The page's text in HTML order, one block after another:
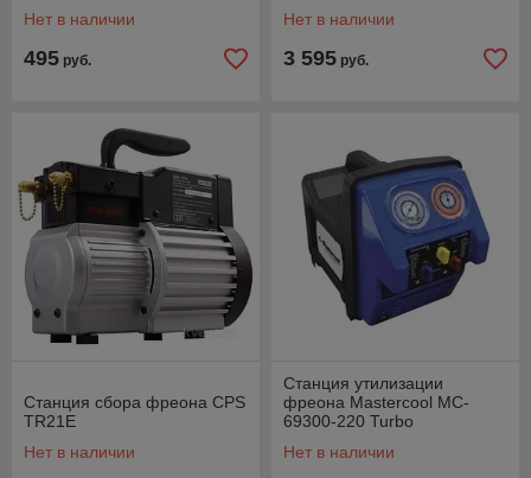
Нет в наличии
495 руб.
Нет в наличии
3 595 руб.
Станция сбора фреона CPS
TR21E
Нет в наличии
Станция утилизации
фреона Mastercool MC-
69300-220 Turbo
Нет в наличии